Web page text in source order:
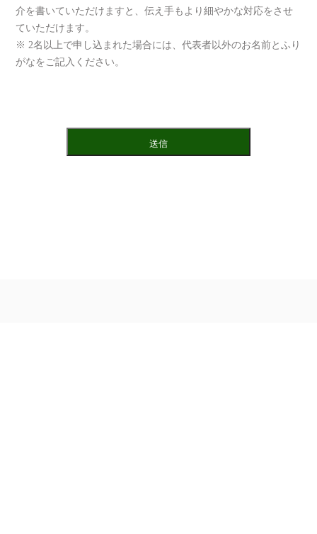
介を書いていただけますと、伝え手もより細やかな対応をさせ
ていただけます。
※ 2名以上で申し込まれた場合には、代表者以外のお名前とふり
がなをご記入ください。